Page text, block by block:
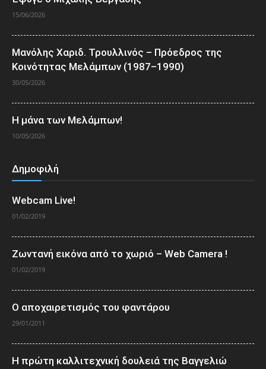
15/06/2026
Μανόλης Χαριδ. Τρουλλινός – Πρόεδρος της
Κοινότητας Μελάμπων (1987–1990)
30/05/2026
Η μάνα των Μελάμπων!
10/05/2026
Δημοφιλή
Webcam Live!
01/02/2019
Ζωντανή εικόνα από το χωριό – Web Camera !
01/02/2019
Ο αποχαιρετισμός του φαντάρου
29/01/2011
Η πρώτη καλλιτεχνική δουλειά της Βαγγελιώ